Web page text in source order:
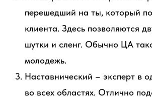
перешедший на ты, который
клиента. Здесь позволяются
шутки и сленг. Обычно ЦА
молодежь.
Наставнический – эксперт в
во всех областях. Отлично